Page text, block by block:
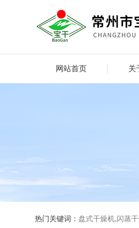
网站首页 关
热门关键词： 盘式干燥机,闪蒸